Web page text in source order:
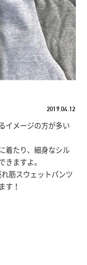
2019.04.12
イメージの方が多い
着たり、細身なシル
きますよ。
筋スウェットパンツ
す！